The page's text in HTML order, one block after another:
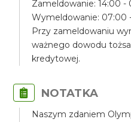
Zameldowanie: 14:00 -
Wymeldowanie: 07:00
Przy zameldowaniu
ważnego dowodu
kredytowej.
NOTATKA
Naszym zdaniem